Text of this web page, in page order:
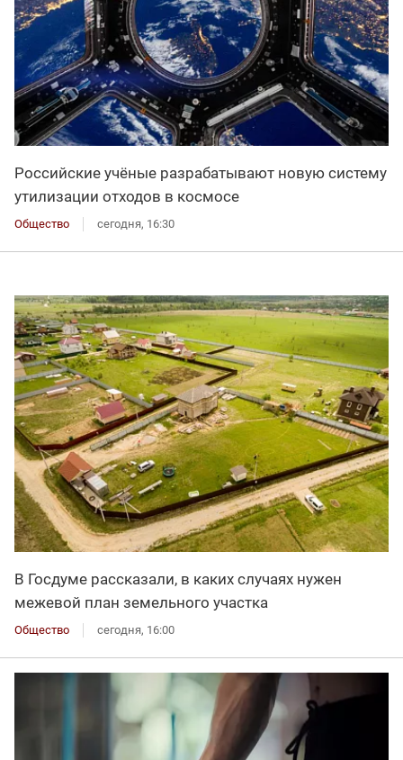
Российские учёные разрабатывают новую систему
утилизации отходов в космосе
Общество сегодня, 16:30
В Госдуме рассказали, в каких случаях нужен
межевой план земельного участка
Общество сегодня, 16:00